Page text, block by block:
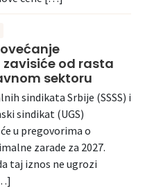
od rasta
sektoru
sindikata Srbije (SSSS) i
sindikat (UGS)
u pregovorima o
zarade za 2027.
taj iznos ne ugrozi